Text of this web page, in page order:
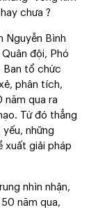
chưa ?
Nguyễn Bình
đội, Phó
Ban tổ chức
phân tích,
năm qua ra
Từ đó thẳng
yếu, những
xuất giải pháp
nhìn nhận,
năm qua,